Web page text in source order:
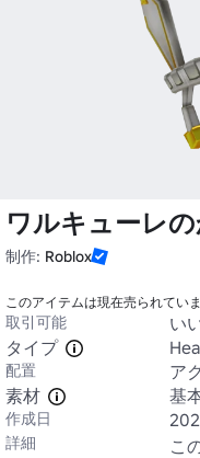
ワルキューレ
制作: Roblox
このアイテムは現在売られていま
取引可能
い
タイプ
配置
ア
素材
基
作成日
詳細
こ